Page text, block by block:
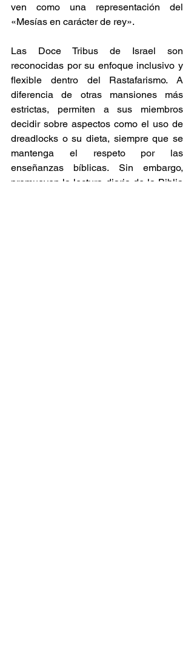
ven como una representación del
«Mesías en carácter de rey». ​
Las Doce Tribus de Israel son
reconocidas por su enfoque inclusivo y
flexible dentro del Rastafarismo. A
diferencia de otras mansiones más
estrictas, permiten a sus miembros
decidir sobre aspectos como el uso de
dreadlocks o su dieta, siempre que se
mantenga el respeto por las
enseñanzas bíblicas. Sin embargo,
promueven la lectura diaria de la Biblia